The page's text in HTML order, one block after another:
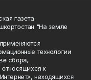
газета
"На земле
технологии
сбора,
к
находящихся